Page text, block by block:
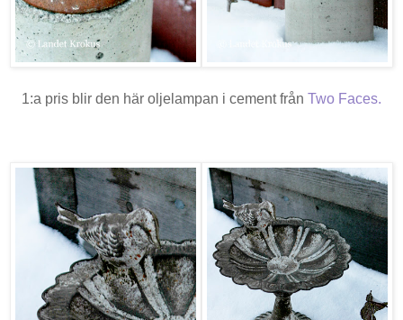
1:a pris blir den här oljelampan i cement från Two Faces.